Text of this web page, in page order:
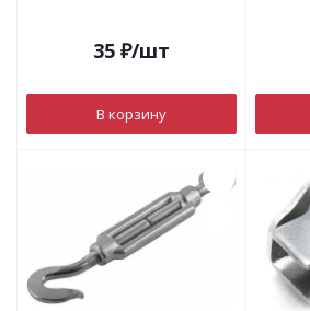
35 ₽/шт
В корзину